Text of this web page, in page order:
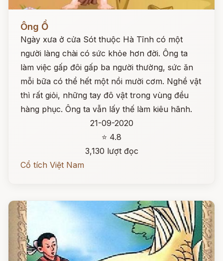
Đọc ngay
Ông Ồ
Ngày xưa ở cửa Sót thuộc Hà Tĩnh có một
người làng chài có sức khỏe hơn đời. Ông ta
làm việc gấp đôi gấp ba người thường, sức ăn
mỗi bữa có thể hết một nồi mười cơm. Nghề vật
thì rất giỏi, những tay đô vật trong vùng đều
hàng phục. Ông ta vẫn lấy thế làm kiêu hãnh.
21-09-2020
⭐ 4.8
3,130 lượt đọc
Cổ tích Việt Nam